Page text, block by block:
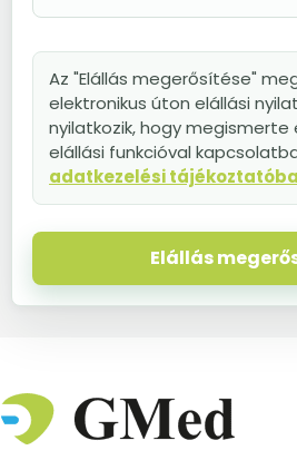
Az "Elállás megerősítése"
elektronikus úton elállási
nyilatkozik, hogy megismerte
elállási funkcióval
adatkezelési
Elállás